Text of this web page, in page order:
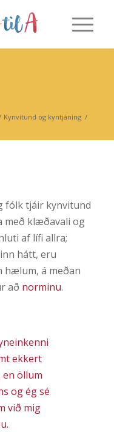
Kynvitund og kyntjáning /
fólk tjáir kynvitund
með klæðavali og
af lífi allra;
hátt, eru
hælum, á meðan
að norminu.
ekkert
öllum
og ég sé
við mig